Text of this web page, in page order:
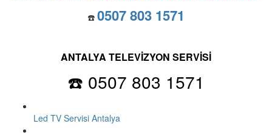
☎️ 0507 803 1571
ANTALYA TELEVİZYON SERVİSİ
☎️ 0507 803 1571
Led TV Servisi Antalya